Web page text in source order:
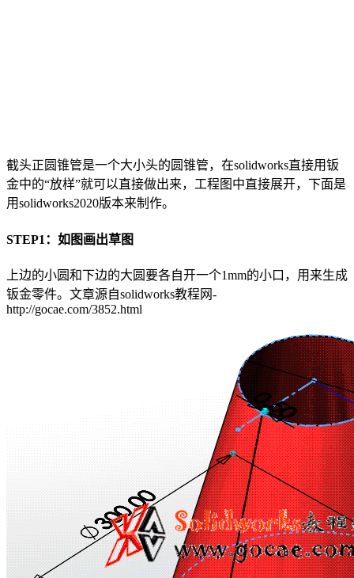
截头正圆锥管是一个大小头的圆锥管，在solidworks直接用钣
金中的“放样”就可以直接做出来，工程图中直接展开，下面是
用solidworks2020版本来制作。
STEP1：如图画出草图
上边的小圆和下边的大圆要各自开一个1mm的小口，用来生成
钣金零件。 文章源自solidworks教程网-
http://gocae.com/3852.html